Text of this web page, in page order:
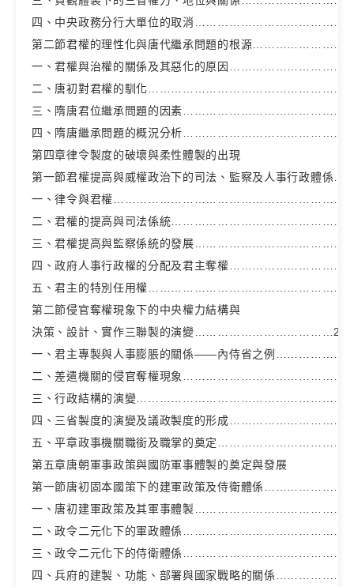
四、中央政務分行大單位的取消
第二節君權的理性化與唐代繼承問題的根源
一、君權與治權的關係及其惡化的原因
二、唐初對君權的馴化
三、隋唐君位繼承問題的因素
四、隋唐繼承問題的概況分析
第四章律令製度的破壞與柔性體製的出現
第一節君權提高與威權政治下的司法、監察及人事行政體係
一、律令與君權
二、君權的提高與司法係統
三、君權提高與監察係統的發展
四、政府人事行政權的分配及君主奪權
五、君主的特別任用權
第二節侵官奪權現象下的中央權力結構與
決策、設計、實作三聯製的演變………………………………282
一、君主專製與人事膨脹的關係——內侍省之例
二、差遣機關的侵官奪權現象
三、行政結構的演變
四、三省製度的演變及議政製度的形成
五、平章政事機關職銜及職掌的奠定
第五章唐朝軍事政策與國防軍事體製的奠定與發展
第一節唐初固本國策下的建軍政策及侍衛體係
一、唐初建軍政策及其軍事體製
二、政令二元化下的軍政體係
三、政令二元化下的侍衛體係
四、兵府的建製、功能、部署與國家戰略的關係